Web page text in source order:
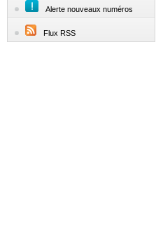
Alerte nouveaux numéros
Flux RSS